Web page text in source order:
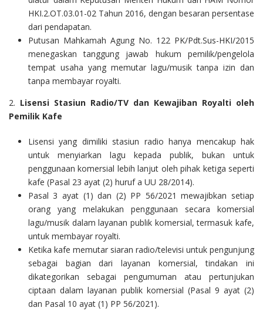
HKI.2.OT.03.01-02 Tahun 2016, dengan besaran persentase
dari pendapatan.
Putusan Mahkamah Agung No. 122 PK/Pdt.Sus-HKI/2015
menegaskan tanggung jawab hukum pemilik/pengelola
tempat usaha yang memutar lagu/musik tanpa izin dan
tanpa membayar royalti.
2. Lisensi Stasiun Radio/TV dan Kewajiban Royalti oleh
Pemilik Kafe
Lisensi yang dimiliki stasiun radio hanya mencakup hak
untuk menyiarkan lagu kepada publik, bukan untuk
penggunaan komersial lebih lanjut oleh pihak ketiga seperti
kafe (Pasal 23 ayat (2) huruf a UU 28/2014).
Pasal 3 ayat (1) dan (2) PP 56/2021 mewajibkan setiap
orang yang melakukan penggunaan secara komersial
lagu/musik dalam layanan publik komersial, termasuk kafe,
untuk membayar royalti.
Ketika kafe memutar siaran radio/televisi untuk pengunjung
sebagai bagian dari layanan komersial, tindakan ini
dikategorikan sebagai pengumuman atau pertunjukan
ciptaan dalam layanan publik komersial (Pasal 9 ayat (2)
dan Pasal 10 ayat (1) PP 56/2021).